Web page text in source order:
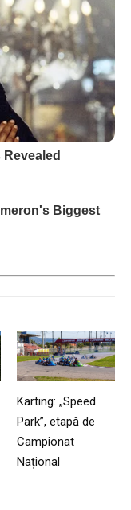
Karting: „Speed
Park”, etapă de
Campionat
Național